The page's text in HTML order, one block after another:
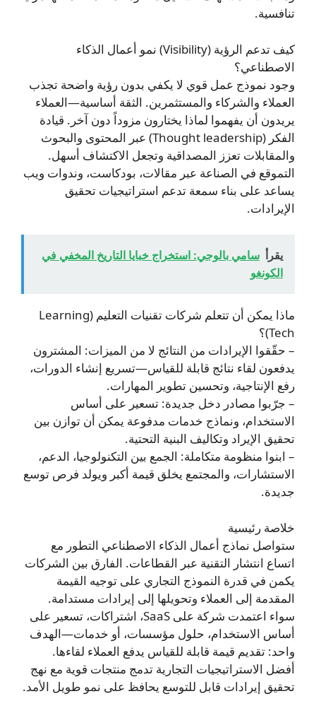
تنافسية.
كيف تدعم الرؤية (Visibility) نمو أعمال الذكاء
الاصطناعي؟
وجود نموذج عمل قوي لا يكفي بدون رؤية واضحة تجذب
العملاء والشركاء والمستثمرين. الثقة أساسية—العملاء
يريدون أن يفهموا لماذا يختارون مزوداً دون آخر. قيادة
الفكر (Thought leadership) عبر المحتوى والبحوث
والمقابلات تعزز المصداقية وتجعل الاكتشاف أسهل.
التموقع في الصناعة عبر مقالات، بودكاست، وندوات ويب
يساعد على بناء سمعة تدعم استراتيجيات تحقيق
الإيرادات.
يقرأ سامي بالوجي: استخراج خبايا التاريخ المخفي في
الكونغو
ماذا يمكن أن تتعلم شركات تقنيات التعليم (Learning
Tech)؟
– حقّقوا الإيرادات من النتائج لا من الميزات: المشترون
يدفعون لقاء نتائج قابلة للقياس—تسريع إنشاء الدورات،
رفع الإنتاجية، وتحسين تطوير المهارات.
– جرّبوا مصادر دخل جديدة: تسعير على أساس
الاستخدام، ونماذج خدمات مدفوعة يمكن أن توازن بين
تحقيق الإيراد وتكاليف البنية التحتية.
– ابنوا منظومة متكاملة: الجمع بين التكنولوجيا، الدعم،
الاستشارات، والمجتمع يخلق قيمة أكبر ويولد فرص توسع
جديدة.
خلاصة رئيسية
ستواصل نماذج أعمال الذكاء الاصطناعي التطور مع
اتساع انتشار التقنية عبر القطاعات. الفارق بين الشركات
يكمن في قدرة النموذج التجاري على توجيه القيمة
المقدمة إلى العملاء وتحويلها إلى إيرادات مستدامة.
سواء اعتمدت شركة على SaaS، اشتراكات، تسعير على
أساس الاستخدام، حلول مؤسسات، أو خدمات—الهدف
واحد: تقديم قيمة قابلة للقياس يدفع العملاء لقاءها.
أفضل الاستراتيجيات التجارية تدمج منتجات قوية مع نهج
تحقيق إيرادات قابل للتوسع يحافظ على نمو طويل الأمد.